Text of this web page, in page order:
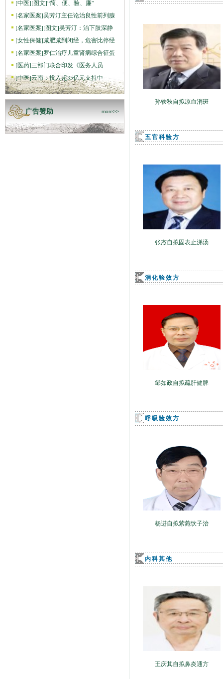
[中医][图文]“简、便、验、廉”
[名家医案]吴芳汀主任论治良性前列腺
[名家医案][图文]吴芳汀：治下肢深静
[女性保健]减肥减到闭经，危害比停经
[名家医案]罗仁治疗儿童肾病综合征蛋
[医药]三部门联合印发《医务人员
[中医]云南：投入超35亿元支持中
广告赞助 more>>
孙轶秋自拟凉血消斑
五官科验方
张杰自拟固表止涕汤
消化验效方
邹如政自拟疏肝健脾
呼吸验效方
杨进自拟紫菀饮子治
内科其他
王庆其自拟鼻炎通方